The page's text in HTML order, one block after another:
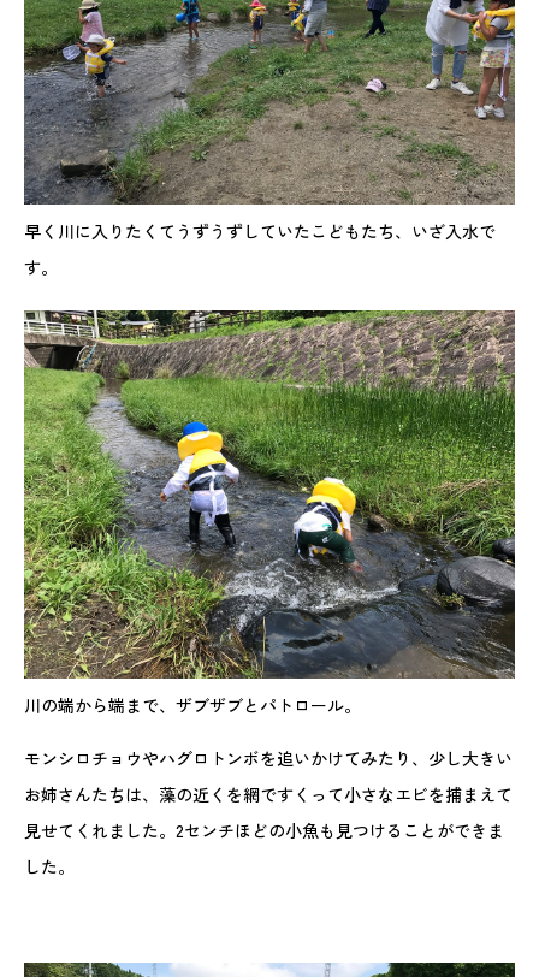
早く川に入りたくてうずうずしていたこどもたち、いざ入水で
す。
川の端から端まで、ザブザブとパトロール。
モンシロチョウやハグロトンボを追いかけてみたり、少し大きい
お姉さんたちは、藻の近くを網ですくって小さなエビを捕まえて
見せてくれました。2センチほどの小魚も見つけることができま
した。